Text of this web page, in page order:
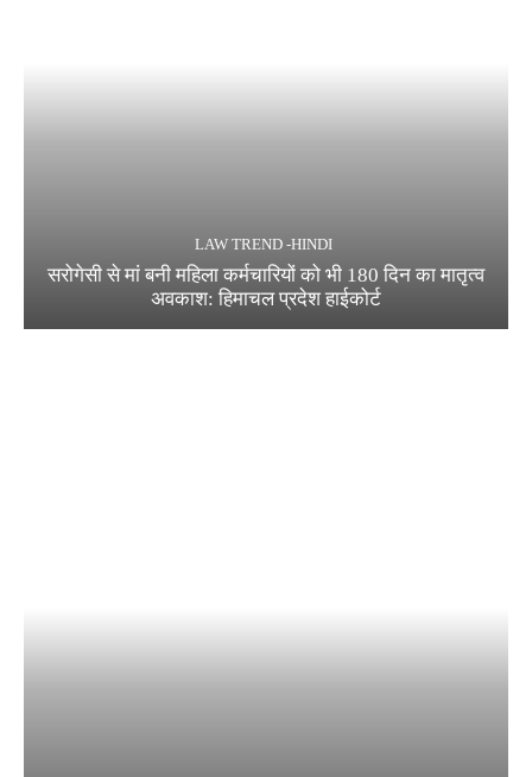
LAW TREND -HINDI
सरोगेसी से मां बनी महिला कर्मचारियों को भी 180 दिन का मातृत्व
अवकाश: हिमाचल प्रदेश हाईकोर्ट